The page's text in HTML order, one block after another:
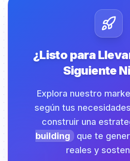
¿Listo para
Siguiente
Explora nuestro
según tus
construir una
building
que te
reales y